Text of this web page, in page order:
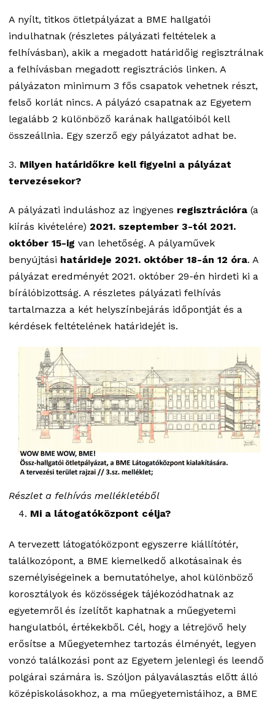
A nyílt, titkos ötletpályázat a BME hallgatói
indulhatnak (részletes pályázati feltételek a
felhívásban), akik a megadott határidőig regisztrálnak
a felhívásban megadott regisztrációs linken. A
pályázaton minimum 3 fős csapatok vehetnek részt,
felső korlát nincs. A pályázó csapatnak az Egyetem
legalább 2 különböző karának hallgatóiból kell
összeállnia. Egy szerző egy pályázatot adhat be.
3. Milyen határidőkre kell figyelni a pályázat
tervezésekor?
A pályázati induláshoz az ingyenes regisztrációra (a
kiírás kivételére) 2021. szeptember 3-tól 2021.
október 15-ig van lehetőség. A pályaművek
benyújtási határideje 2021. október 18-án 12 óra. A
pályázat eredményét 2021. október 29-én hirdeti ki a
bírálóbizottság. A részletes pályázati felhívás
tartalmazza a két helyszínbejárás időpontját és a
kérdések feltételének határidejét is.
Részlet a felhívás mellékletéből
Mi a látogatóközpont célja?
A tervezett látogatóközpont egyszerre kiállítótér,
találkozópont, a BME kiemelkedő alkotásainak és
személyiségeinek a bemutatóhelye, ahol különböző
korosztályok és közösségek tájékozódhatnak az
egyetemről és ízelítőt kaphatnak a műegyetemi
hangulatból, értékekből. Cél, hogy a létrejövő hely
erősítse a Műegyetemhez tartozás élményét, legyen
vonzó találkozási pont az Egyetem jelenlegi és leendő
polgárai számára is. Szóljon pályaválasztás előtt álló
középiskolásokhoz, a ma műegyetemistáihoz, a BME